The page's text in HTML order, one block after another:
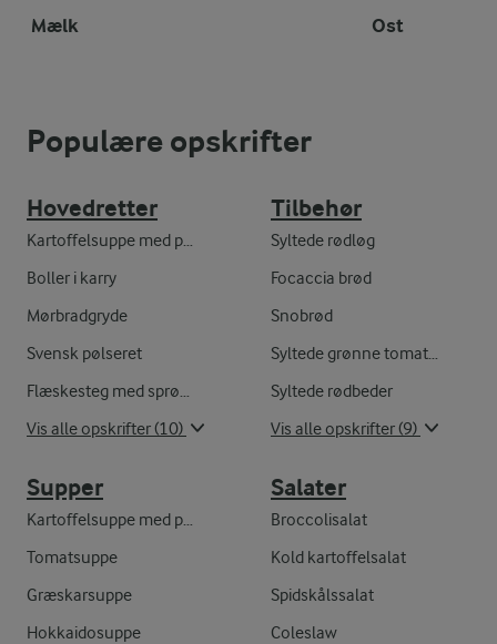
Mælk Ost
Populære opskrifter
Hovedretter
Kartoffelsuppe med porrer
Boller i karry
Mørbradgryde
Svensk pølseret
Flæskesteg med sprød svær
Vis alle opskrifter (10)
Tilbehør
Syltede rødløg
Focaccia brød
Snobrød
Syltede grønne tomater
Syltede rødbeder
Vis alle opskrifter (9)
Supper
Kartoffelsuppe med porrer
Tomatsuppe
Græskarsuppe
Hokkaidosuppe
Salater
Broccolisalat
Kold kartoffelsalat
Spidskålssalat
Coleslaw